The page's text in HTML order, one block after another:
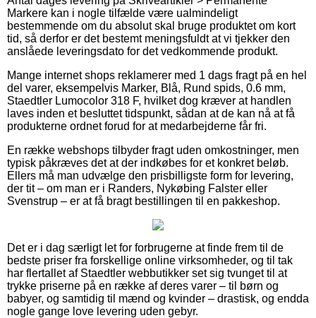
Markere kan i nogle tilfælde være ualmindeligt
bestemmende om du absolut skal bruge produktet om kort
tid, så derfor er det bestemt meningsfuldt at vi tjekker den
anslåede leveringsdato for det vedkommende produkt.
Mange internet shops reklamerer med 1 dags fragt på en hel
del varer, eksempelvis Marker, Blå, Rund spids, 0.6 mm,
Staedtler Lumocolor 318 F, hvilket dog kræver at handlen
laves inden et besluttet tidspunkt, sådan at de kan nå at få
produkterne ordnet forud for at medarbejderne får fri.
En række webshops tilbyder fragt uden omkostninger, men
typisk påkræves det at der indkøbes for et konkret beløb.
Ellers må man udvælge den prisbilligste form for levering,
der tit – om man er i Randers, Nykøbing Falster eller
Svenstrup – er at få bragt bestillingen til en pakkeshop.
Det er i dag særligt let for forbrugerne at finde frem til de
bedste priser fra forskellige online virksomheder, og til tak
har flertallet af Staedtler webbutikker set sig tvunget til at
trykke priserne på en række af deres varer – til børn og
babyer, og samtidig til mænd og kvinder – drastisk, og endda
nogle gange love levering uden gebyr.